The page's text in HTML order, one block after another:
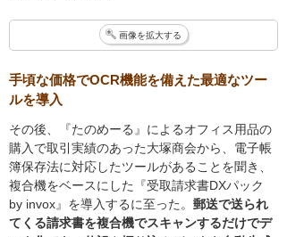
画像を拡大する
手頃な価格でOCR機能を備えた最適なツー
ルを導入
その後、『たのめーる』によるオフィス用品の
購入で取引実績のあった大塚商会から、電子帳
簿保存法に対応したツールがあることを聞き、
複合機をベースにした『受取請求書DXパック
by invox』を導入するに至った。 郵送で送られ
てくる請求書を複合機でスキャンするだけでデ